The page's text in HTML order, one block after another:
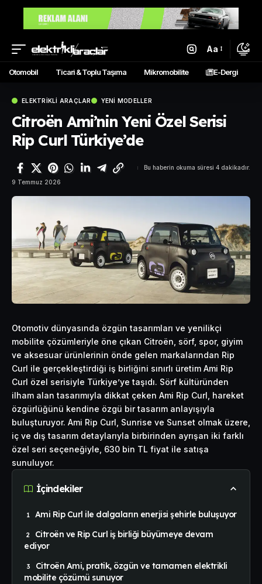
Aa
Otomobil Ticari & Toplu Taşıma Mikromobilite E-Dergi
ELEKTRIKLI ARAÇLAR YENI MODELLER
Citroën Ami’nin Yeni Özel Serisi
Rip Curl Türkiye’de
9 Temmuz 2026
Bu haberin okuma süresi 4 dakikadır.
Otomotiv dünyasında özgün tasarımları ve yenilikçi
mobilite çözümleriyle öne çıkan Citroën, sörf, spor, giyim
ve aksesuar ürünlerinin önde gelen markalarından Rip
Curl ile gerçekleştirdiği iş birliğini sınırlı üretim Ami Rip
Curl özel serisiyle Türkiye’ye taşıdı. Sörf kültüründen
ilham alan tasarımıyla dikkat çeken Ami Rip Curl, hareket
özgürlüğünü kendine özgü bir tasarım anlayışıyla
buluşturuyor. Ami Rip Curl, Sunrise ve Sunset olmak üzere,
iç ve dış tasarım detaylarıyla birbirinden ayrışan iki farklı
özel seri seçeneğiyle, 630 bin TL fiyat ile satışa
sunuluyor.
İçindekiler
Ami Rip Curl ile dalgaların enerjisi şehirle buluşuyor
Citroën ve Rip Curl iş birliği büyümeye devam
ediyor
Citroën Ami, pratik, özgün ve tamamen elektrikli
mobilite çözümü sunuyor